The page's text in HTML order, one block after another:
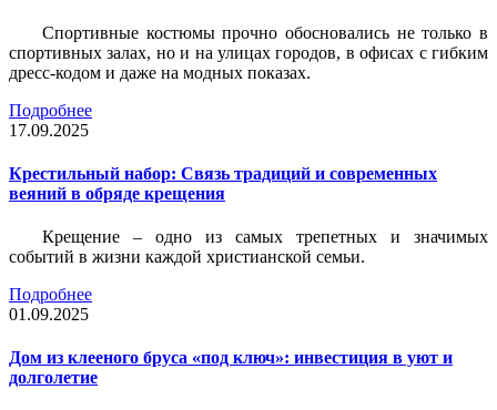
Спортивные костюмы прочно обосновались не только в
спортивных залах, но и на улицах городов, в офисах с гибким
дресс-кодом и даже на модных показах.
Подробнее
17.09.2025
Крестильный набор: Связь традиций и современных
веяний в обряде крещения
Крещение – одно из самых трепетных и значимых
событий в жизни каждой христианской семьи.
Подробнее
01.09.2025
Дом из клееного бруса «под ключ»: инвестиция в уют и
долголетие